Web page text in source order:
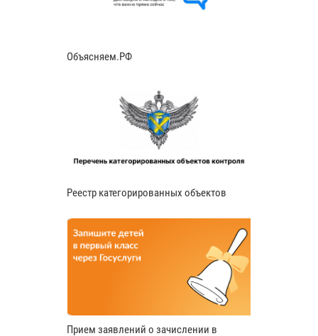
Объясняем.РФ
Реестр категорированных объектов
Прием заявлений о зачислении в